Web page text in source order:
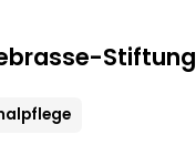
Stiftung